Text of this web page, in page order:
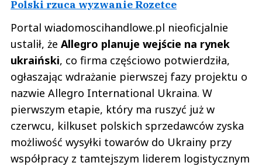
Polski rzuca wyzwanie Rozetce
Portal wiadomoscihandlowe.pl nieoficjalnie
ustalił, że Allegro planuje wejście na rynek
ukraiński, co firma częściowo potwierdziła,
ogłaszając wdrażanie pierwszej fazy projektu o
nazwie Allegro International Ukraina. W
pierwszym etapie, który ma ruszyć już w
czerwcu, kilkuset polskich sprzedawców zyska
możliwość wysyłki towarów do Ukrainy przy
współpracy z tamtejszym liderem logistycznym